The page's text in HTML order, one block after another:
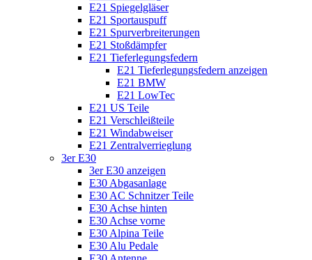
E21 Spiegelgläser
E21 Sportauspuff
E21 Spurverbreiterungen
E21 Stoßdämpfer
E21 Tieferlegungsfedern
E21 Tieferlegungsfedern anzeigen
E21 BMW
E21 LowTec
E21 US Teile
E21 Verschleißteile
E21 Windabweiser
E21 Zentralverrieglung
3er E30
3er E30 anzeigen
E30 Abgasanlage
E30 AC Schnitzer Teile
E30 Achse hinten
E30 Achse vorne
E30 Alpina Teile
E30 Alu Pedale